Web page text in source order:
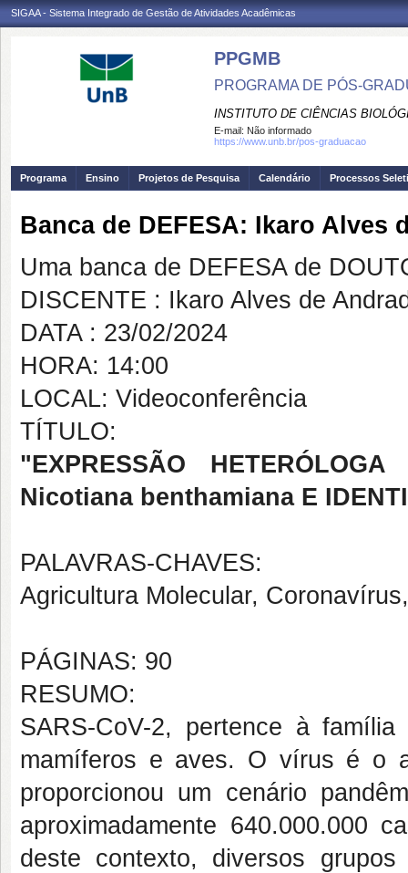
SIGAA - Sistema Integrado de Gestão de Atividades Acadêmicas
PPGMB
PROGRAMA DE PÓS-
INSTITUTO DE CIÊNCIAS
E-mail: Não informado
https://www.unb.br/pos-graduacao
Programa Ensino Projetos de Pesquisa Calendário Processos
Banca de DEFESA: Ikaro Alves
Uma banca de DEFESA de
DISCENTE : Ikaro Alves de
DATA : 23/02/2024
HORA: 14:00
LOCAL: Videoconferência
TÍTULO:
"EXPRESSÃO
Nicotiana benthamiana E
PALAVRAS-CHAVES:
Agricultura Molecular,
PÁGINAS: 90
RESUMO:
SARS-CoV-2, pertence à
mamíferos e aves. O vírus é o
proporcionou um cenário
aproximadamente 640.000.000
deste contexto, diversos